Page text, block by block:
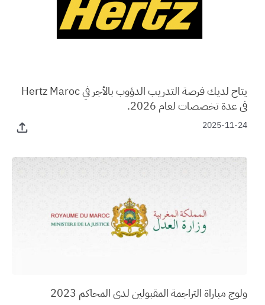
يتاح لديك فرصة التدريب الدؤوب بالأجر في Hertz Maroc
في عدة تخصصات لعام 2026.
2025-11-24
ولوج مباراة التراجمة المقبولين لدى المحاكم 2023